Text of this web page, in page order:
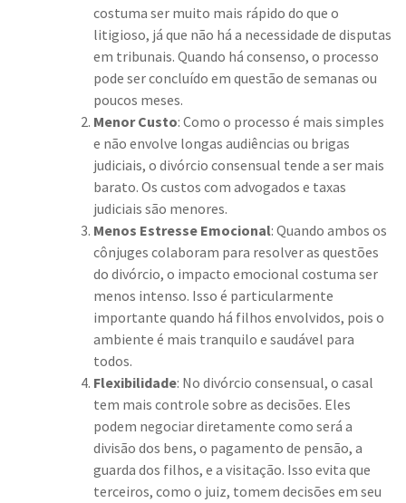
costuma ser muito mais rápido do que o
litigioso, já que não há a necessidade de disputas
em tribunais. Quando há consenso, o processo
pode ser concluído em questão de semanas ou
poucos meses.
Menor Custo: Como o processo é mais simples
e não envolve longas audiências ou brigas
judiciais, o divórcio consensual tende a ser mais
barato. Os custos com advogados e taxas
judiciais são menores.
Menos Estresse Emocional: Quando ambos os
cônjuges colaboram para resolver as questões
do divórcio, o impacto emocional costuma ser
menos intenso. Isso é particularmente
importante quando há filhos envolvidos, pois o
ambiente é mais tranquilo e saudável para
todos.
Flexibilidade: No divórcio consensual, o casal
tem mais controle sobre as decisões. Eles
podem negociar diretamente como será a
divisão dos bens, o pagamento de pensão, a
guarda dos filhos, e a visitação. Isso evita que
terceiros, como o juiz, tomem decisões em seu